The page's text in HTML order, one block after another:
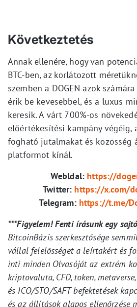
Következtetés
Annak ellenére, hogy van
BTC-ben, az korlátozott
szemben a DOGEN azok
érik be kevesebbel, és a luxus
keresik. A várt 700%-os
előértékesítési kampány végéig,
fogható jutalmakat és közösség
platformot kínál.
Webldal: https://
Twitter: https://x.com/
Telegram: https://t.me/
***Figyelem! Fenti írásunk egy
BitcoinBázis szerkesztősége
vállal felelősséget a leírtakért és
inti minden Olvasóját az extrém
kriptovaluta, CFD, token,
és ICO/STO/SAFT befektetések
és az állítások alapos ellenőrzése